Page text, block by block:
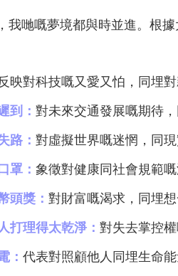
我哋嘅夢境都與時並進。根
映對科技嘅又愛又怕，同埋對
到： 對未來交通發展嘅期待
路： 對虛擬世界嘅迷惘，同
罩： 象徵對健康同社會規範嘅
頭獎： 對財富嘅渴求，同埋
打理得太乾淨： 對失去掌控權
： 代表對照顧他人同埋生命能